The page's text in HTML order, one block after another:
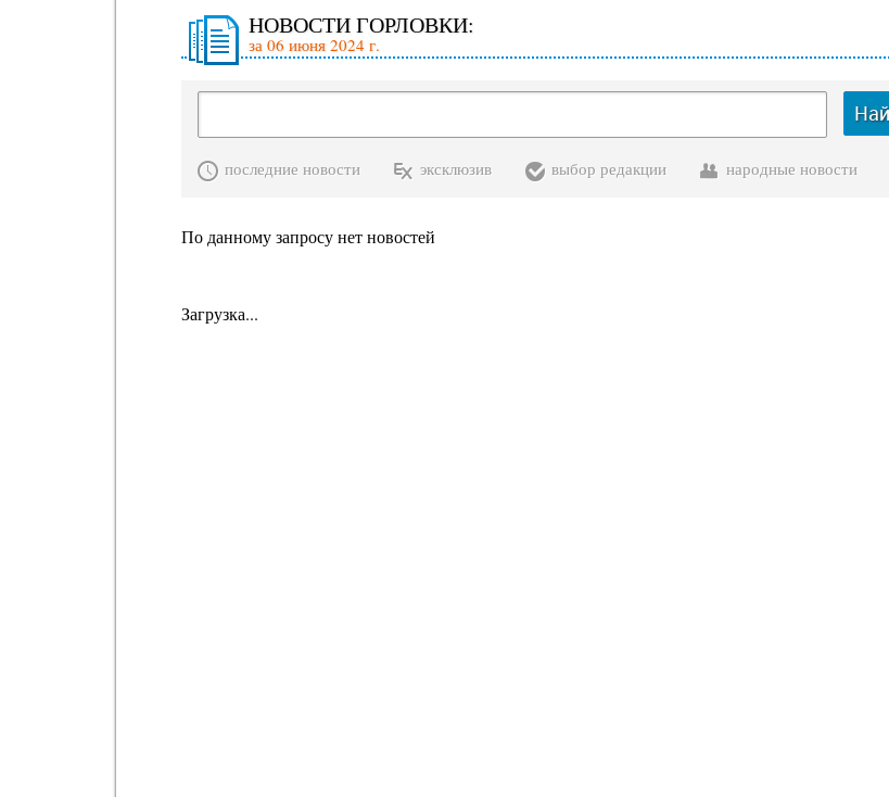
НОВОСТИ ГОРЛОВКИ:
за 06 июня 2024 г.
последние новости эксклюзив выбор редакции народные новости
По данному запросу нет новостей
Загрузка...